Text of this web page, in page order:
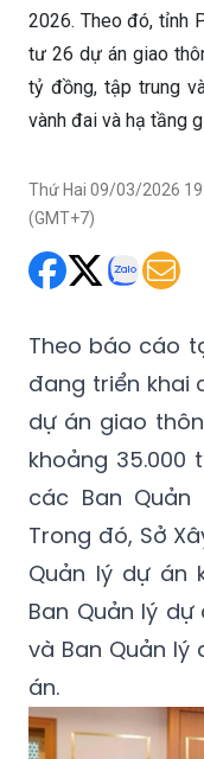
2026. Theo đó, tỉnh
tư 26 dự án giao
tỷ đồng, tập trung
vành đai và hạ tầng
Thứ Hai 09/03/2026
(GMT+7)
Theo báo cáo
đang triển khai
dự án giao
khoảng 35.000
các Ban
Trong đó, Sở
Quản lý dự án
Ban Quản lý dự
và Ban Quản lý
án.